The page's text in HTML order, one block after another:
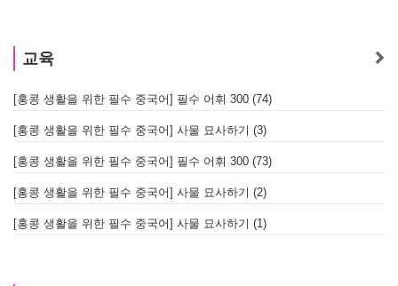
교육
[홍콩 생활을 위한 필수 중국어] 필수 어휘 300 (74)
[홍콩 생활을 위한 필수 중국어] 사물 묘사하기 (3)
[홍콩 생활을 위한 필수 중국어] 필수 어휘 300 (73)
[홍콩 생활을 위한 필수 중국어] 사물 묘사하기 (2)
[홍콩 생활을 위한 필수 중국어] 사물 묘사하기 (1)